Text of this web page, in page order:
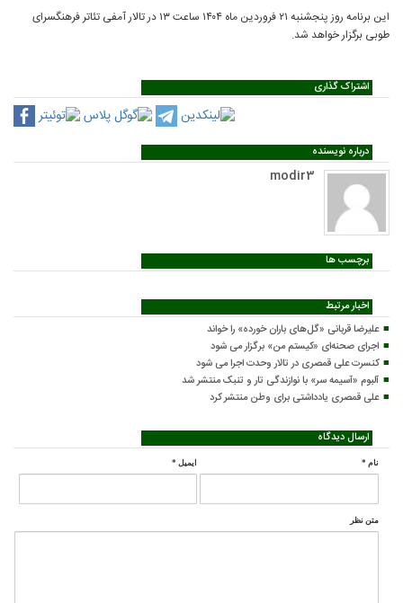
این برنامه روز پنجشنبه ۲۱ فروردین‌ ماه ۱۴۰۴ ساعت ۱۳ در تالار آمفی‌ تئاتر فرهنگسرای
طوبی برگزار خواهد شد.
اشتراک گذاری
درباره نویسنده
modir3
برچسب ها
اخبار مرتبط
علیرضا قربانی «گل‌های باران خورده» را خواند
اجرای صحنه‌ای «کیستم من» برگزار می شود
کنسرت علی قمصری در تالار وحدت اجرا می شود
آلبوم «آسیمه سر» با نوازندگی تار و تنبک منتشر شد
علی قمصری یادداشتی برای وطن منتشر کرد
ارسال دیدگاه
نام * ایمیل *
متن نظر